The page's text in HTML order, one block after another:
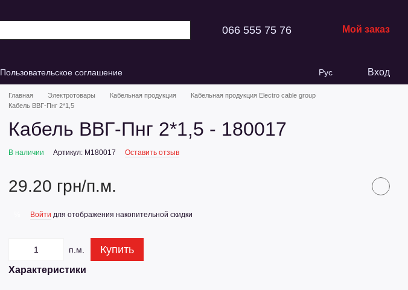
066 555 75 76 Мой заказ
Пользовательское соглашение Рус Вход
Главная Электротовары Кабельная продукция
Кабельная продукция Electro cable group
Кабель ВВГ-Пнг 2*1,5
Кабель ВВГ-Пнг 2*1,5 - 180017
В наличии Артикул: M180017 Оставить отзыв
29.20 грн/п.м.
Войти для отображения накопительной скидки
п.м. Купить
Характеристики